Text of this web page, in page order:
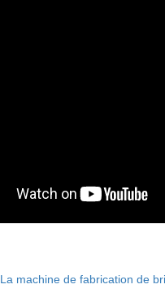
La machine de fabrication de